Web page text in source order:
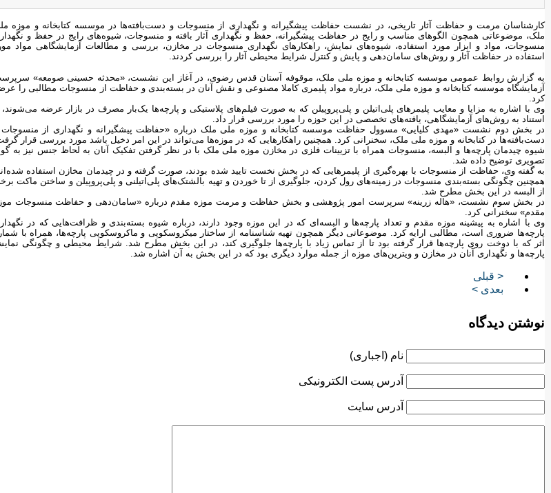
کارشناسان مرمت و حفاظت آثار تاریخی، در نشست حفاظت پیشگیرانه و نگهداری از منسوجات و دست‌بافته‌ها در موسسه کتابخانه و موزه
ملک، موضوعاتی همچون الگوهای مناسب و رایج در حفاظت پیشگیرانه، حفظ و نگهداری آثار بافته و منسوجات، شیوه‌های رایج در حفظ و
منسوجات، مواد و ابزار مورد استفاده، شیوه‌های نمایش، راهکارهای نگهداری منسوجات در مخازن، بررسی و مطالعات آزمایشگاهی مواد
استفاده در حفاظت آثار و روش‌های سامان‌دهی و پایش و کنترل شرایط محیطی آثار را بررسی کردند.
به گزارش روابط عمومی موسسه کتابخانه و موزه ملی ملک، موقوفه آستان قدس رضوی، در آغاز این نشست، «محدثه حسینی صومعه»
آزمایشگاه موسسه کتابخانه و موزه ملی ملک، درباره مواد پلیمری کاملا مصنوعی و نقش‌ آنان در بسته‌بندی و حفاظت از منسوجات مطالبی را
کرد.
وی با اشاره به مزایا و معایب پلیمرهای پلی‌اتیلن و پلی‌پروپیلن که به صورت فیلم‌های پلاستیکی و پارچه‌ها یک‌بار مصرف در بازار عرضه می‌شوند،
استناد به روش‌های آزمایشگاهی، یافته‌های تخصصی در این حوزه را مورد بررسی قرار داد.
در بخش دوم نشست «مهدی کلیایی» مسوول حفاظت موسسه کتابخانه و موزه ملی ملک درباره «حفاظت پیشگیرانه و نگهداری از
دست‌بافته‌ها در کتابخانه و موزه ملی ملک، سخنرانی کرد. همچنین راهکار‌هایی که در موزه‌ها می‌تواند در این امر دخیل باشد مورد بررسی قرار
شیوه چیدمان پارچه‌ها و البسه، منسوجات همراه با تزیینات فلزی در مخازن موزه ملی ملک با در نظر گرفتن تفکیک آنان به لحاظ جنس نیز به
تصویری توضیح داده شد.
به گفته وی، حفاظت از منسوجات با بهره‌گیری از پلیمر‌هایی که در بخش نخست تایید شده بودند، صورت گرفته و در چیدمان مخازن استفاده
همچنین چگونگی بسته‌بندی منسوجات در زمینه‌های رول کردن، جلوگیری از تا خوردن و تهیه بالشتک‌های پلی‌اتیلنی و پلی‌پروپیلن و ساختن ماکت
از البسه در این بخش مطرح شد.
در بخش سوم نشست، «هاله زرینه» سرپرست امور پژوهشی و بخش حفاظت و مرمت موزه مقدم درباره «سامان‌دهی و حفاظت منسوجات
مقدم» سخنرانی کرد.
وی با اشاره به پیشینه موزه مقدم و تعداد پارچه‌ها و البسه‌ای که در این موزه وجود دارند، درباره شیوه بسته‌بندی و ظرافت‌هایی که در
پارچه‌ها ضروری است، مطالبی ارایه کرد. موضوعاتی دیگر همچون تهیه شناسنامه از ساختار میکروسکوپی و ماکروسکوپی پارچه‌ها، همراه با
اثر که با دوخت روی پارچه‌ها قرار گرفته بود تا از تماس زیاد با پارچه‌ها جلوگیری کند، در این بخش مطرح شد. شرایط محیطی و چگونگی
پارچه‌ها و نگهداری آنان در مخازن و ویترین‌های موزه از جمله موارد دیگری بود که در این بخش به آن اشاره شد.
< قبلی
بعدی >
نوشتن دیدگاه
نام (اجباری)
آدرس پست الکترونیکی
آدرس سایت